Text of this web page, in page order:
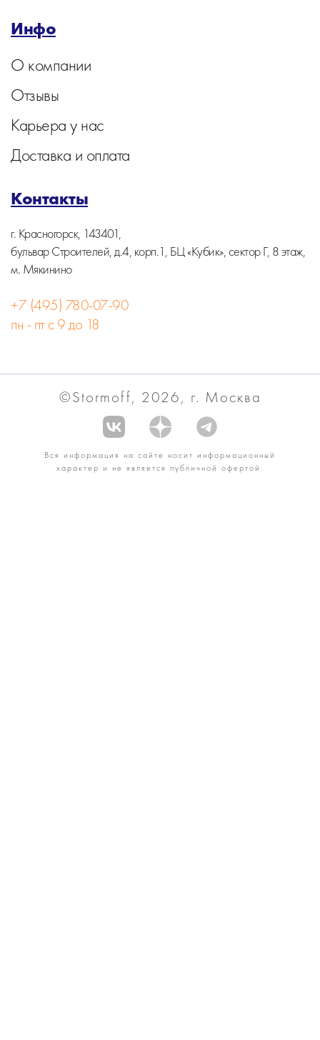
Инфо
О компании
Отзывы
Карьера у нас
Доставка и оплата
Контакты
г. Красногорск, 143401,
бульвар Строителей, д.4, корп.1, БЦ «Кубик», сектор Г, 8 этаж,
м. Мякинино
+7 (495) 780-07-90
пн - пт с 9 до 18
©Stormoff, 2026, г. Москва
Вся информация на сайте носит информационный
характер и не является публичной офертой.